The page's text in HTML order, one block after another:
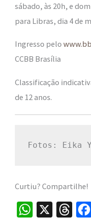
sábado, às 20h, e
para Libras, dia 4 de
Ingresso pelo www.
CCBB Brasília
Classificação
de 12 anos.
Fotos: Eika
Curtiu? Compartilhe!
W X
T